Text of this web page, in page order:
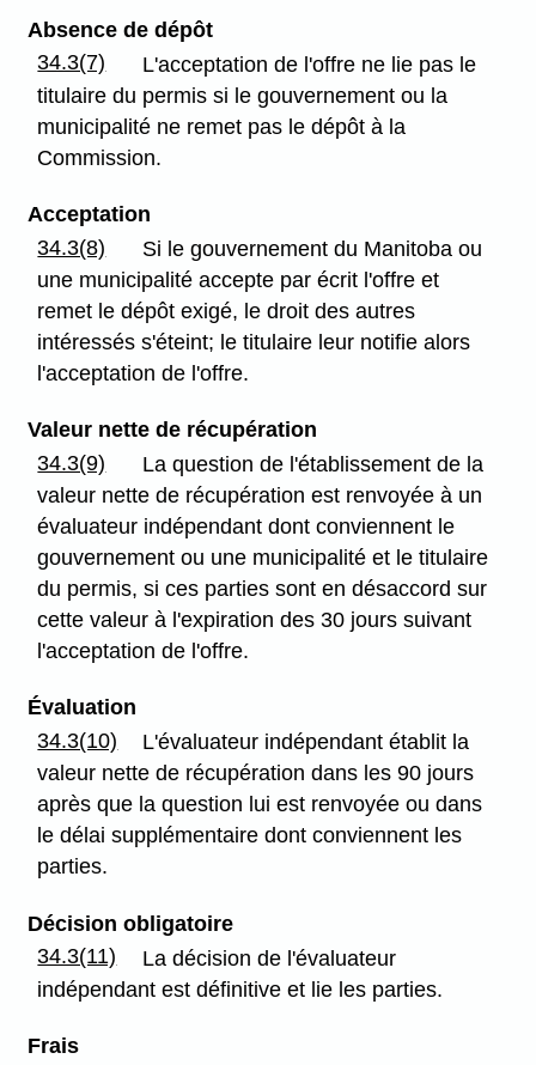
Absence de dépôt
34.3(7)
L'acceptation de l'offre ne lie pas le
titulaire du permis si le gouvernement ou la
municipalité ne remet pas le dépôt à la
Commission.
Acceptation
34.3(8)
Si le gouvernement du Manitoba ou
une municipalité accepte par écrit l'offre et
remet le dépôt exigé, le droit des autres
intéressés s'éteint; le titulaire leur notifie alors
l'acceptation de l'offre.
Valeur nette de récupération
34.3(9)
La question de l'établissement de la
valeur nette de récupération est renvoyée à un
évaluateur indépendant dont conviennent le
gouvernement ou une municipalité et le titulaire
du permis, si ces parties sont en désaccord sur
cette valeur à l'expiration des 30 jours suivant
l'acceptation de l'offre.
Évaluation
34.3(10)
L'évaluateur indépendant établit la
valeur nette de récupération dans les 90 jours
après que la question lui est renvoyée ou dans
le délai supplémentaire dont conviennent les
parties.
Décision obligatoire
34.3(11)
La décision de l'évaluateur
indépendant est définitive et lie les parties.
Frais